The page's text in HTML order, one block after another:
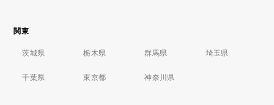
関東
茨城県 栃木県 群馬県 埼玉県
千葉県 東京都 神奈川県